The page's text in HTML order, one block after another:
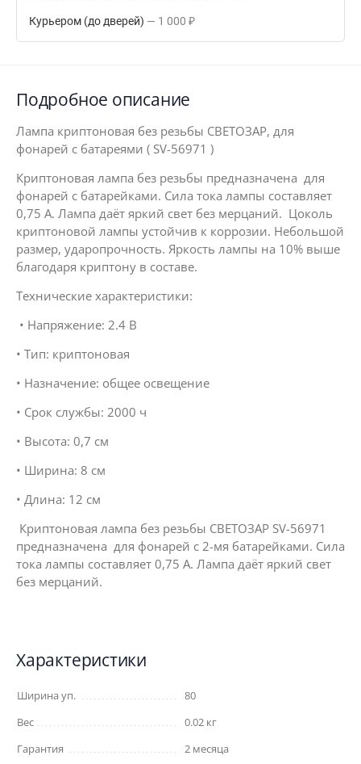
Курьером (до дверей) 1 000 ₽
Подробное описание
Лампа криптоновая без резьбы СВЕТОЗАР, для
фонарей c батареями ( SV-56971 )
Криптоновая лампа без резьбы предназначена для
фонарей с батарейками. Сила тока лампы составляет
0,75 А. Лампа даёт яркий свет без мерцаний. Цоколь
криптоновой лампы устойчив к коррозии. Небольшой
размер, ударопрочность. Яркость лампы на 10% выше
благодаря криптону в составе.
Технические характеристики:
• Напряжение: 2.4 В
• Тип: криптоновая
• Назначение: общее освещение
• Срок службы: 2000 ч
• Высота: 0,7 см
• Ширина: 8 см
• Длина: 12 см
Криптоновая лампа без резьбы СВЕТОЗАР SV-56971
предназначена для фонарей с 2-мя батарейками. Сила
тока лампы составляет 0,75 А. Лампа даёт яркий свет
без мерцаний.
Характеристики
Ширина уп.
80
Вес
0.02 кг
Гарантия
2 месяца